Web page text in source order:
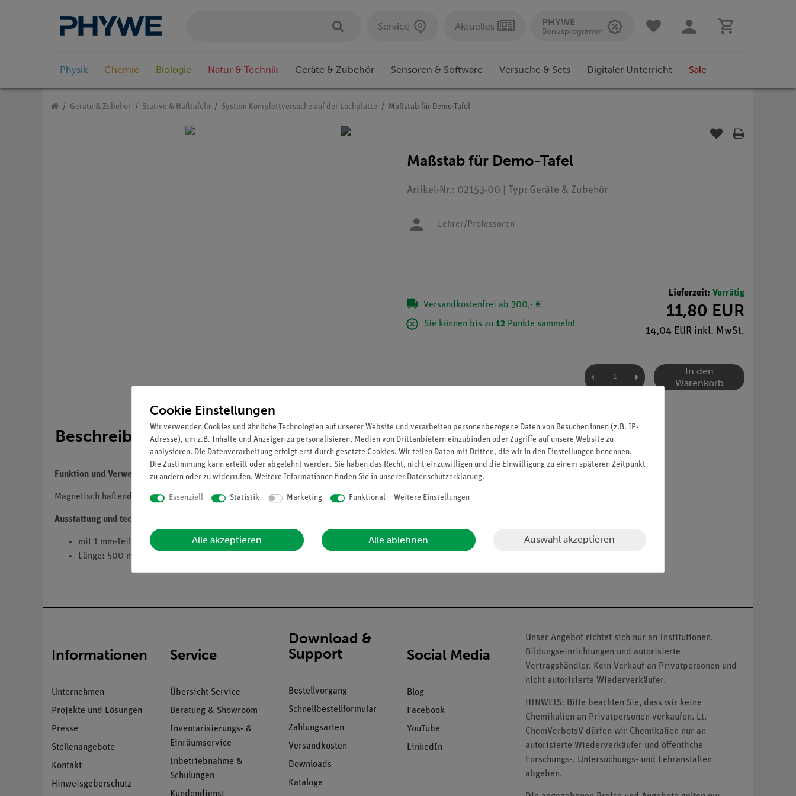
Service Aktuelles PHYWE
Bonusprogramm
Physik Chemie Biologie Natur & Technik Geräte & Zubehör Sensoren & Software Versuche & Sets Digitaler Unterricht Sale
Geräte & Zubehör Stative & Hafttafeln System Komplettversuche auf der Lochplatte Maßstab für Demo-Tafel
Maßstab für Demo-Tafel
Artikel-Nr.: 02153-00 | Typ: Geräte & Zubehör
Lehrer/Professoren
Versandkostenfrei ab 300,- €
Sie können bis zu 12 Punkte sammeln!
Lieferzeit: Vorrätig
11,80 EUR
14,04 EUR inkl. MwSt.
In den
Warenkorb
Beschreibung
Funktion und Verwendung
Magnetisch haftender Maßstab
Ausstattung und technische Daten
mit 1 mm-Teilung
Länge: 500 mm
Informationen
Unternehmen
Projekte und Lösungen
Presse
Stellenangebote
Kontakt
Hinweisgeberschutz
Service
Übersicht Service
Beratung & Showroom
Inventarisierungs- &
Einräumservice
Inbetriebnahme &
Schulungen
Download &
Support
Bestellvorgang
Schnellbestellformular
Zahlungsarten
Versandkosten
Downloads
Kataloge
Social Media
Blog
Facebook
YouTube
LinkedIn
Unser Angebot richtet sich nur an Institutionen,
Bildungseinrichtungen und autorisierte
Vertragshändler. Kein Verkauf an Privatpersonen und
nicht autorisierte Wiederverkäufer.
HINWEIS: Bitte beachten Sie, dass wir keine
Chemikalien an Privatpersonen verkaufen. Lt.
ChemVerbotsV dürfen wir Chemikalien nur an
autorisierte Wiederverkäufer und öffentliche
Forschungs-, Untersuchungs- und Lehranstalten
abgeben.
Cookie Einstellungen
Wir verwenden Cookies und ähnliche Technologien auf unserer Website und verarbeiten personenbezogene Daten von Besucher:innen (z.B. IP-
Adresse), um z.B. Inhalte und Anzeigen zu personalisieren, Medien von Drittanbietern einzubinden oder Zugriffe auf unsere Website zu
analysieren. Die Datenverarbeitung erfolgt erst durch gesetzte Cookies. Wir teilen Daten mit Dritten, die wir in den Einstellungen benennen.
Die Zustimmung kann erteilt oder abgelehnt werden. Sie haben das Recht, nicht einzuwilligen und die Einwilligung zu einem späteren Zeitpunkt
zu ändern oder zu widerrufen. Weitere Informationen finden Sie in unserer Daten­schutz­erklärung.
Essenziell Statistik Marketing Funktional Weitere Einstellungen
Alle akzeptieren Alle ablehnen Auswahl akzeptieren